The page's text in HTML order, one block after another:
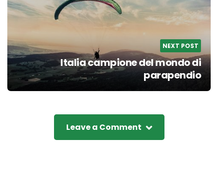
NEXT POST
Italia campione del mondo di
parapendio
Leave a Comment